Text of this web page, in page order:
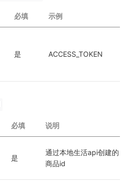
必填 示例
是 ACCESS_TOKEN
必填 说明
是
通过本地生活api创建的
商品id